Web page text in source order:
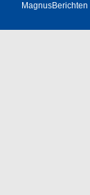
MagnusBerichten